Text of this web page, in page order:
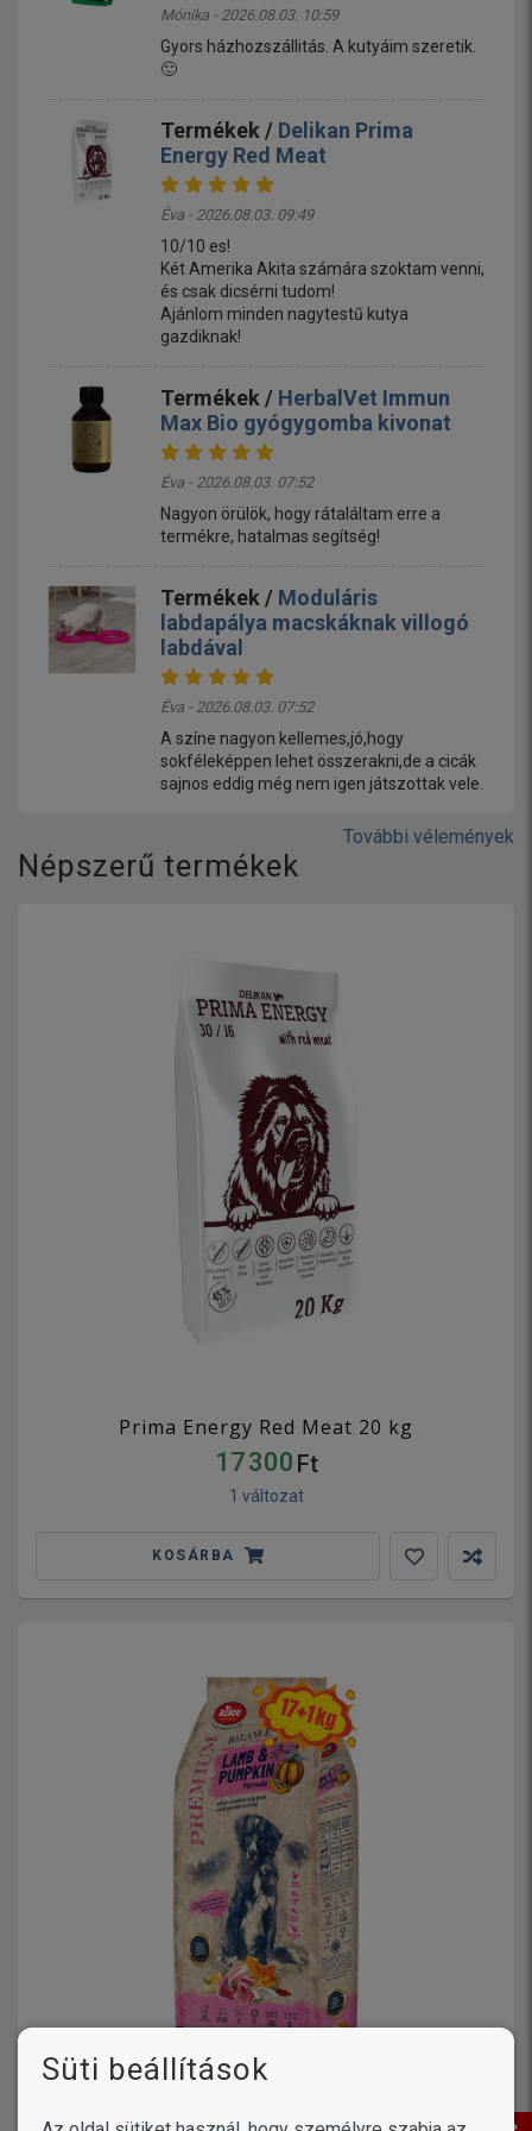
Mónika - 2026.08.03. 10:59
Gyors házhozszállitás. A kutyáim szeretik.
🙂
Termékek / Delikan Prima
Energy Red Meat
Éva - 2026.08.03. 09:49
10/10 es!
Két Amerika Akita számára szoktam venni,
és csak dicsérni tudom!
Ajánlom minden nagytestű kutya
gazdiknak!
Termékek / HerbalVet Immun
Max Bio gyógygomba kivonat
Éva - 2026.08.03. 07:52
Nagyon örülök, hogy rátaláltam erre a
termékre, hatalmas segítség!
Termékek / Moduláris
labdapálya macskáknak villogó
labdával
Éva - 2026.08.03. 07:52
A színe nagyon kellemes,jó,hogy
sokféleképpen lehet összerakni,de a cicák
sajnos eddig még nem igen játszottak vele.
További vélemények
Népszerű termékek
Prima Energy Red Meat 20 kg
17 300 Ft
1 változat
KOSÁRBA
Süti beállítások